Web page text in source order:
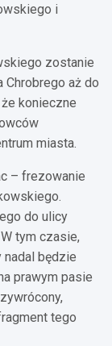
i
zostanie
Chrobrego aż do
konieczne
miasta.
– frezowanie
do ulicy
tym czasie,
nadal będzie
prawym pasie
tego